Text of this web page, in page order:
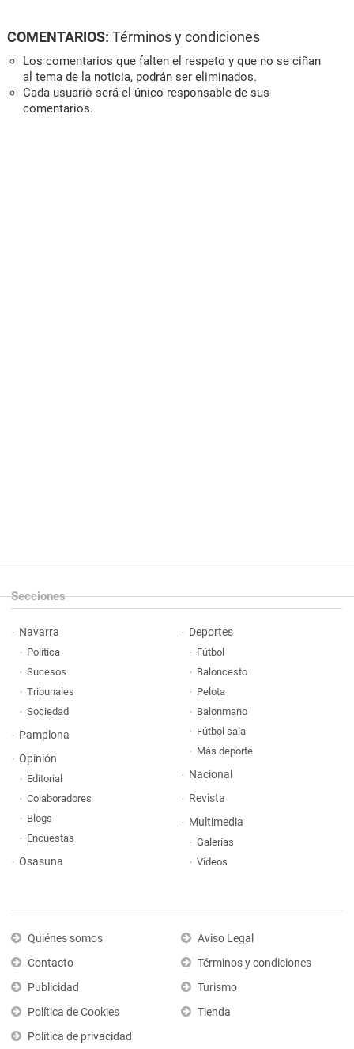
COMENTARIOS: Términos y condiciones
Los comentarios que falten el respeto y que no se ciñan
al tema de la noticia, podrán ser eliminados.
Cada usuario será el único responsable de sus
comentarios.
Secciones
Navarra
Política
Sucesos
Tribunales
Sociedad
Pamplona
Opinión
Editorial
Colaboradores
Blogs
Encuestas
Osasuna
Deportes
Fútbol
Baloncesto
Pelota
Balonmano
Fútbol sala
Más deporte
Nacional
Revista
Multimedia
Galerías
Vídeos
Quiénes somos
Contacto
Publicidad
Política de Cookies
Política de privacidad
Aviso Legal
Términos y condiciones
Turismo
Tienda